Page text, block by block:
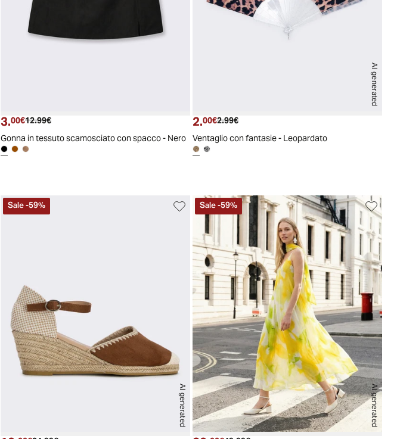
Prezzo attuale
3.00€ Prezzo originale
12.99€
Gonna in tessuto scamosciato con spacco - Nero
AI generated
Prezzo attuale
2.00€ Prezzo originale
2.99€
Ventaglio con fantasie - Leopardato
AI generated
Sale-59%
AI generated
Sale-59%